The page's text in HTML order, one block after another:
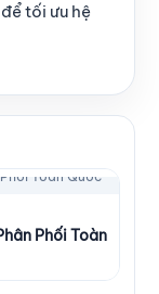
tối ưu hệ
Phối Toàn